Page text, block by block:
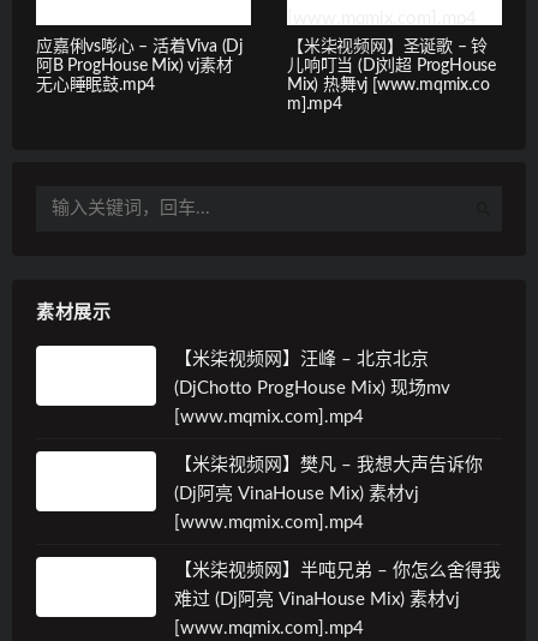
应嘉俐vs嘭心 – 活着Viva (Dj
阿B ProgHouse Mix) vj素材
无心睡眠鼓.mp4
【米柒视频网】圣诞歌 – 铃
儿响叮当 (Dj刘超 ProgHouse
Mix) 热舞vj [www.mqmix.co
m].mp4
素材展示
【米柒视频网】汪峰 – 北京北京
(DjChotto ProgHouse Mix) 现场mv
[www.mqmix.com].mp4
【米柒视频网】樊凡 – 我想大声告诉你
(Dj阿亮 VinaHouse Mix) 素材vj
[www.mqmix.com].mp4
【米柒视频网】半吨兄弟 – 你怎么舍得我
难过 (Dj阿亮 VinaHouse Mix) 素材vj
[www.mqmix.com].mp4